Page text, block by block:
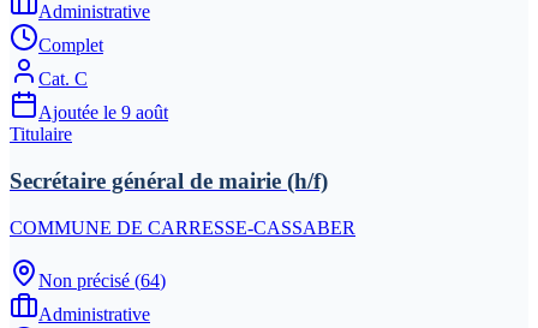
Administrative
Complet
Cat. C
Ajoutée le 9 août
Titulaire
Secrétaire général de mairie (h/f)
COMMUNE DE CARRESSE-CASSABER
Non précisé (64)
Administrative